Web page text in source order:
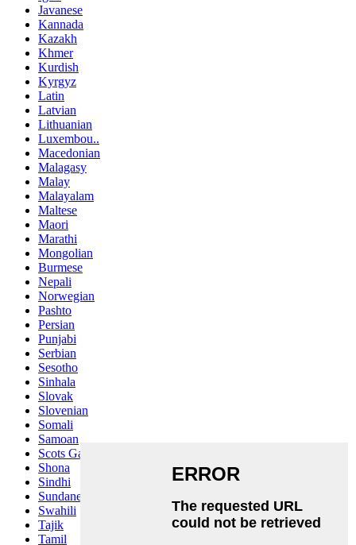
Javanese
Kannada
Kazakh
Khmer
Kurdish
Kyrgyz
Latin
Latvian
Lithuanian
Luxembou..
Macedonian
Malagasy
Malay
Malayalam
Maltese
Maori
Marathi
Mongolian
Burmese
Nepali
Norwegian
Pashto
Persian
Punjabi
Serbian
Sesotho
Sinhala
Slovak
Slovenian
Somali
Samoan
Scots Gaelic
Shona
Sindhi
Sundanese
Swahili
Tajik
Tamil